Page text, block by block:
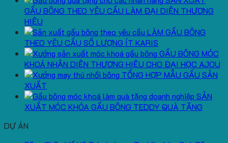
GẤU BÔNG THEO YÊU CẦU LÀM ĐẠI DIỆN THƯƠNG
HIỆU
LÀM GẤU BÔNG
THEO YÊU CẦU SỐ LƯỢNG ÍT KARIS
GẤU BÔNG MÓC
KHOÁ NHẬN DIỆN THƯƠNG HIỆU CHO ĐẠI HỌC AJOU
TỔNG HỢP MẪU GẤU SẢN
XUẤT
SẢN
XUẤT MÓC KHÓA GẤU BÔNG TEDDY QUÀ TẶNG
DỰ ÁN